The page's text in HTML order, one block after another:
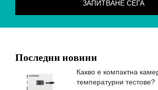
Последни новини
Какво е компактна
температурни тестове?